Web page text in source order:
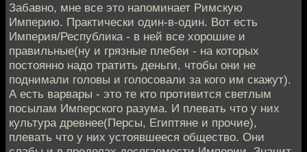
Забавно, мне все это напоминает Римскую
Империю. Практически один-в-один. Вот есть
Империя/Республика - в ней все хорошие и
правильные(ну и грязные плебеи - на которых
постоянно надо тратить деньги, чтобы они не
поднимали головы и голосовали за кого им скажут).
А есть варвары - это те кто противится светлым
посылам Имперского разума. И плевать что у них
культура древнее(Персы, Египтяне и прочие),
плевать что у них устоявшееся общество. Они